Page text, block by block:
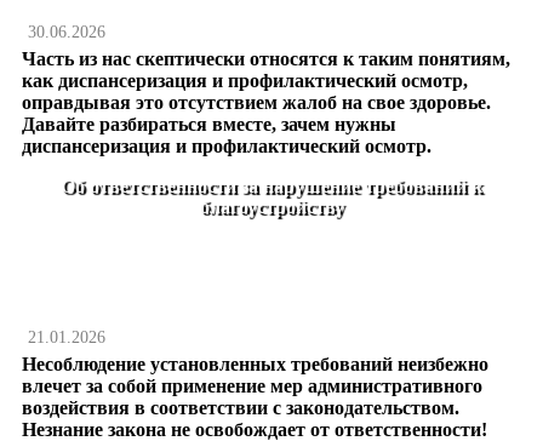
30.06.2026
Часть из нас скептически относятся к таким понятиям,
как диспансеризация и профилактический осмотр,
оправдывая это отсутствием жалоб на свое здоровье.
Давайте разбираться вместе, зачем нужны
диспансеризация и профилактический осмотр.
Об ответственности за нарушение требований к
благоустройству
21.01.2026
Несоблюдение установленных требований неизбежно
влечет за собой применение мер административного
воздействия в соответствии с законодательством.
Незнание закона не освобождает от ответственности!